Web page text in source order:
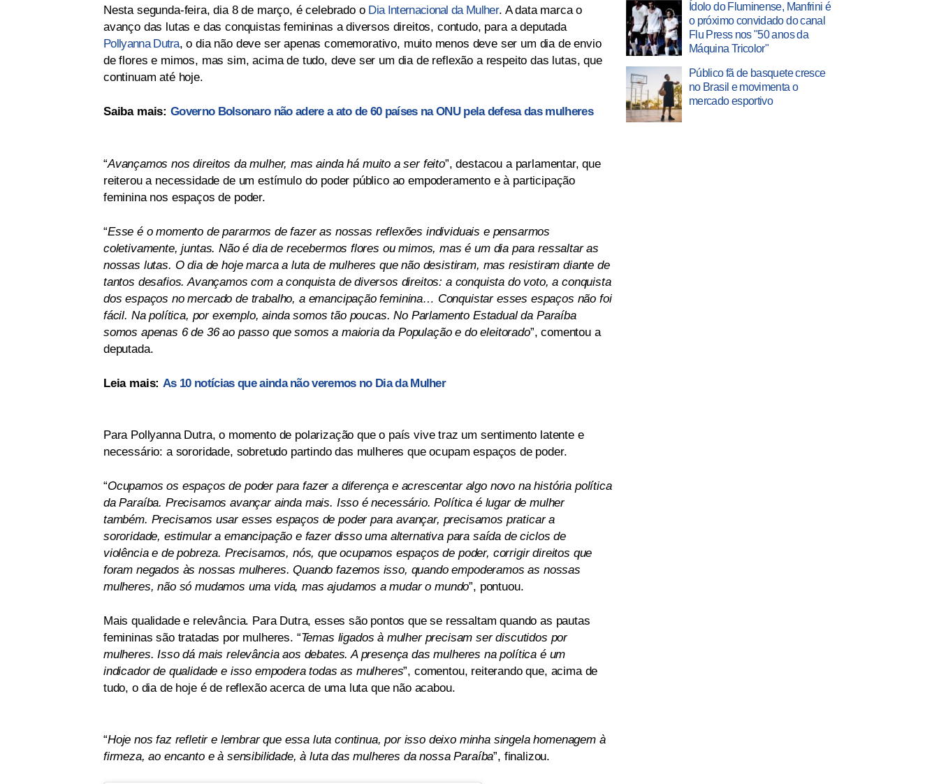
Nesta segunda-feira, dia 8 de março, é celebrado o Dia Internacional da Mulher. A data marca o
avanço das lutas e das conquistas femininas a diversos direitos, contudo, para a deputada
Pollyanna Dutra, o dia não deve ser apenas comemorativo, muito menos deve ser um dia de envio
de flores e mimos, mas sim, acima de tudo, deve ser um dia de reflexão a respeito das lutas, que
continuam até hoje.
Saiba mais: Governo Bolsonaro não adere a ato de 60 países na ONU pela defesa das mulheres
“Avançamos nos direitos da mulher, mas ainda há muito a ser feito”, destacou a parlamentar, que
reiterou a necessidade de um estímulo do poder público ao empoderamento e à participação
feminina nos espaços de poder.
“Esse é o momento de pararmos de fazer as nossas reflexões individuais e pensarmos
coletivamente, juntas. Não é dia de recebermos flores ou mimos, mas é um dia para ressaltar as
nossas lutas. O dia de hoje marca a luta de mulheres que não desistiram, mas resistiram diante de
tantos desafios. Avançamos com a conquista de diversos direitos: a conquista do voto, a conquista
dos espaços no mercado de trabalho, a emancipação feminina… Conquistar esses espaços não foi
fácil. Na política, por exemplo, ainda somos tão poucas. No Parlamento Estadual da Paraíba
somos apenas 6 de 36 ao passo que somos a maioria da População e do eleitorado”, comentou a
deputada.
Leia mais:As 10 notícias que ainda não veremos no Dia da Mulher
Para Pollyanna Dutra, o momento de polarização que o país vive traz um sentimento latente e
necessário: a sororidade, sobretudo partindo das mulheres que ocupam espaços de poder.
“Ocupamos os espaços de poder para fazer a diferença e acrescentar algo novo na história política
da Paraíba. Precisamos avançar ainda mais. Isso é necessário. Política é lugar de mulher
também. Precisamos usar esses espaços de poder para avançar, precisamos praticar a
sororidade, estimular a emancipação e fazer disso uma alternativa para saída de ciclos de
violência e de pobreza. Precisamos, nós, que ocupamos espaços de poder, corrigir direitos que
foram negados às nossas mulheres. Quando fazemos isso, quando empoderamos as nossas
mulheres, não só mudamos uma vida, mas ajudamos a mudar o mundo”, pontuou.
Mais qualidade e relevância. Para Dutra, esses são pontos que se ressaltam quando as pautas
femininas são tratadas por mulheres. “Temas ligados à mulher precisam ser discutidos por
mulheres. Isso dá mais relevância aos debates. A presença das mulheres na política é um
indicador de qualidade e isso empodera todas as mulheres”, comentou, reiterando que, acima de
tudo, o dia de hoje é de reflexão acerca de uma luta que não acabou.
“Hoje nos faz refletir e lembrar que essa luta continua, por isso deixo minha singela homenagem à
firmeza, ao encanto e à sensibilidade, à luta das mulheres da nossa Paraíba”, finalizou.
Ídolo do Fluminense, Manfrini é
o próximo convidado do canal
Flu Press nos "50 anos da
Máquina Tricolor"
Público fã de basquete cresce
no Brasil e movimenta o
mercado esportivo